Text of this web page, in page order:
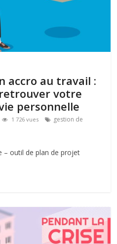
accro au travail :
votre
personnelle
1 726 vues
gestion de
– outil de plan de projet